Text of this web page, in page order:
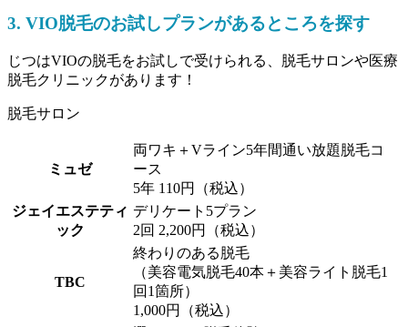
3. VIO脱毛のお試しプランがあるところを探す
じつはVIOの脱毛をお試しで受けられる、脱毛サロンや医療
脱毛クリニックがあります！
脱毛サロン
ミュゼ
両ワキ＋Vライン5年間通い放題脱毛コ
ース
5年 110円（税込）
ジェイエステティ
ック
デリケート5プラン
2回 2,200円（税込）
TBC
終わりのある脱毛
（美容電気脱毛40本＋美容ライト脱毛1
回1箇所）
1,000円（税込）